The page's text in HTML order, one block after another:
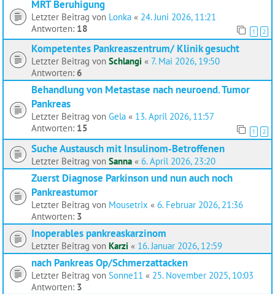
MRT Beruhigung
Letzter Beitrag von Lonka « 24. Juni 2026, 11:21
Antworten: 18 1 2
Kompetentes Pankreaszentrum/ Klinik gesucht
Letzter Beitrag von Schlangi « 7. Mai 2026, 19:50
Antworten: 6
Behandlung von Metastase nach neuroend. Tumor
Pankreas
Letzter Beitrag von Gela « 13. April 2026, 11:57
Antworten: 15 1 2
Suche Austausch mit Insulinom‑Betroffenen
Letzter Beitrag von Sanna « 6. April 2026, 23:20
Zuerst Diagnose Parkinson und nun auch noch
Pankreastumor
Letzter Beitrag von Mousetrix « 6. Februar 2026, 21:36
Antworten: 3
Inoperables pankreaskarzinom
Letzter Beitrag von Karzi « 16. Januar 2026, 12:59
nach Pankreas Op/Schmerzattacken
Letzter Beitrag von Sonne11 « 25. November 2025, 10:03
Antworten: 3